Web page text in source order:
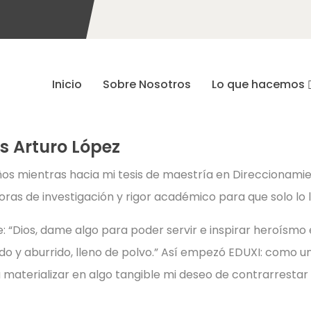
Inicio Sobre Nosotros Lo que hacemos
Arturo López
mientras hacia mi tesis de maestría en
de investigación y rigor académico para que solo lo
“Dios, dame algo para poder servir e inspirar
y aburrido, lleno de polvo.” Así empezó EDUXI: como
en algo tangible mi deseo de